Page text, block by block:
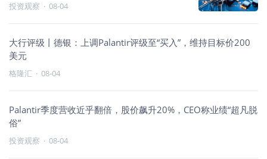
投资观察 · 08-04
大行评级丨德银：上调Palantir评级至“买入”，维持目标价200
美元
格隆汇 · 08-04
Palantir季度营收近乎翻倍，股价飙升20%，CEO称业绩“超凡脱
俗”
投资观察 · 08-04